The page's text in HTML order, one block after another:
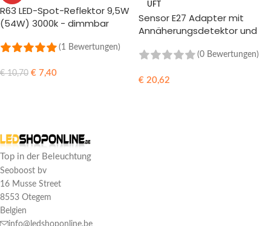
R63 LED-Spot-Reflektor 9,5W
(54W) 3000k - dimmbar
(1 Bewertungen)
€10,70 € 7,40
UFT
Sensor E27 Adapter mit
Annäherungsdetektor und
(0 Bewertungen)
€ 20,62
Top in der Beleuchtung
Seoboost bv
16 Musse Street
8553 Otegem
Belgien
info@ledshoponline.be